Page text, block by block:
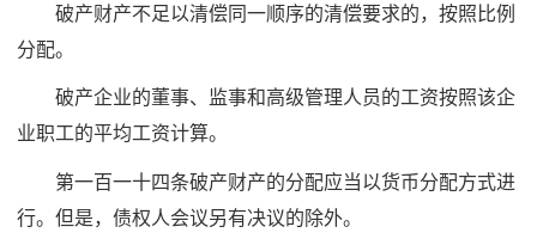
破产财产不足以清偿同一顺序的清偿要求的，按照比例
分配。
破产企业的董事、监事和高级管理人员的工资按照该企
业职工的平均工资计算。
第一百一十四条破产财产的分配应当以货币分配方式进
行。但是，债权人会议另有决议的除外。